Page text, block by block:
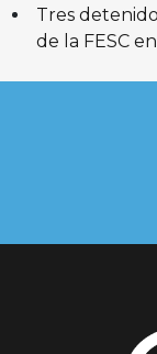
Tres
de la FESC